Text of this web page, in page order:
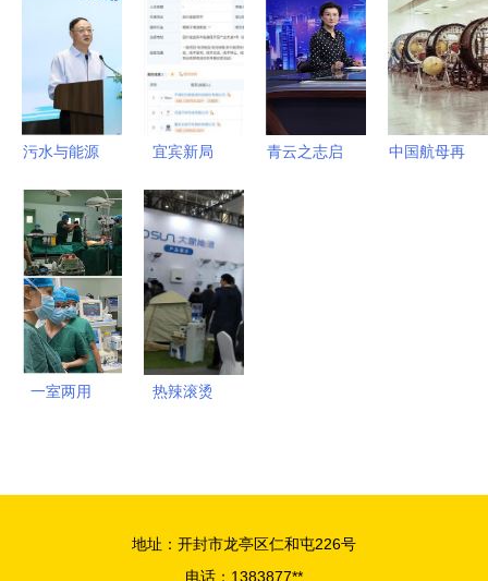
筑新纪元
版图再拓福
建与广东
1000万成
立新能源公
司，聚焦新
兴技术研发
开迈斯新能
源科技公司
成立聚焦新
兴能源技术
研发
污水与能源
捷伦联合实
验室的双重
使命
宜宾新局
手长安汽
车，共筑动
力电池创新
高地
青云之志启
中国航母再
一室两用
热辣滚烫
地址：开封市龙亭区仁和屯226号
电话：1383877**